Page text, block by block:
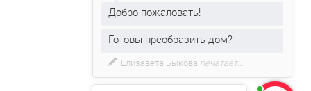
Двухъярусные детские кровати
Детские односпальные кровати
Добро пожаловать!
Готовы преобразить дом?
Елизавета Быкова печатает...